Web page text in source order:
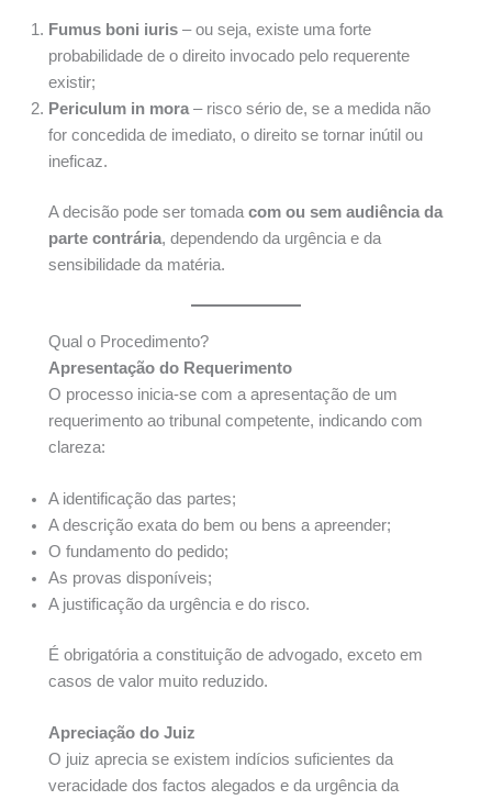
Fumus boni iuris – ou seja, existe uma forte
probabilidade de o direito invocado pelo requerente
existir;
Periculum in mora– risco sério de, se a medida não
for concedida de imediato, o direito se tornar inútil ou
ineficaz.
A decisão pode ser tomadacom ou sem audiência da
parte contrária, dependendo da urgência e da
sensibilidade da matéria.
Qual o Procedimento?
Apresentação do Requerimento
O processo inicia-se com a apresentação de um
requerimento ao tribunal competente, indicando com
clareza:
A identificação das partes;
A descrição exata do bem ou bens a apreender;
O fundamento do pedido;
As provas disponíveis;
A justificação da urgência e do risco.
É obrigatória a constituição de advogado, exceto em
casos de valor muito reduzido.
Apreciação do Juiz
O juiz aprecia se existem indícios suficientes da
veracidade dos factos alegados e da urgência da